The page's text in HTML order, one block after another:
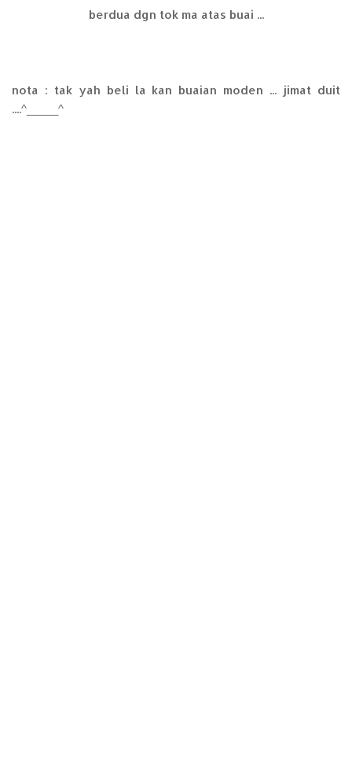
berdua dgn tok ma atas buai ...
nota : tak yah beli la kan buaian moden ... jimat duit
....^_____^